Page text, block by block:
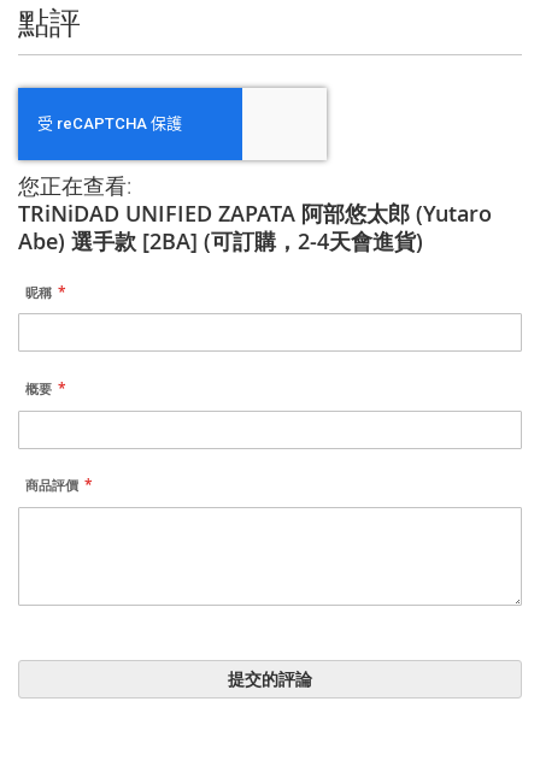
點評
您正在查看:
TRiNiDAD UNIFIED ZAPATA 阿部悠太郎 (Yutaro
Abe) 選手款 [2BA] (可訂購，2-4天會進貨)
昵稱
概要
商品評價
提交的評論